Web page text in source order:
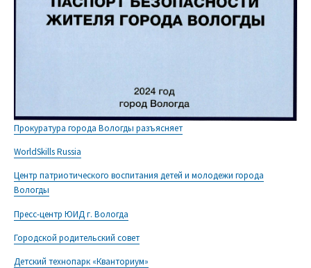
Прокуратура города Вологды разъясняет
WorldSkills Russia
Центр патриотического воспитания детей и молодежи города
Вологды
Пресс-центр ЮИД г. Вологда
Городской родительский совет
Детский технопарк «Кванториум»